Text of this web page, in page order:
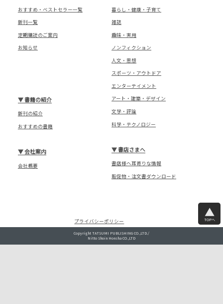
おすすめ・ベストセラー一覧
新刊一覧
定期購読のご案内
お知らせ
暮らし・健康・子育て
雑誌
趣味・実用
ノンフィクション
人文・思想
スポーツ・アウトドア
エンターテイメント
アート・建築・デザイン
文学・評論
科学・テクノロジー
▼書籍の紹介
新刊の紹介
おすすめの書籍
▼書店さまへ
書店様へ耳寄りな情報
販促物・注文書ダウンロード
▼会社案内
会社概要
プライバシーポリシー TOPへ
Copyright TATSUMI PUBLISHING CO.,LTD./
Nitto Shoin Honsha CO.,LTD